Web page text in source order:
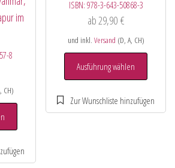
im
8
CH)
ISBN: 978-3-643-50868-3
ab 29,90 €
und inkl. Versand (D, A, CH)
Ausführung wählen